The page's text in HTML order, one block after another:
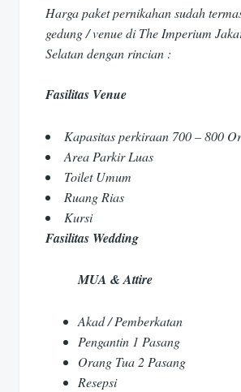
Harga paket pernikahan sudah
gedung / venue di The Imperium
Selatan dengan rincian :
Fasilitas Venue
Kapasitas perkiraan 700 – 800
Area Parkir Luas
Toilet Umum
Ruang Rias
Kursi
Fasilitas Wedding
MUA & Attire
Akad / Pemberkatan
Pengantin 1 Pasang
Orang Tua 2 Pasang
Resepsi